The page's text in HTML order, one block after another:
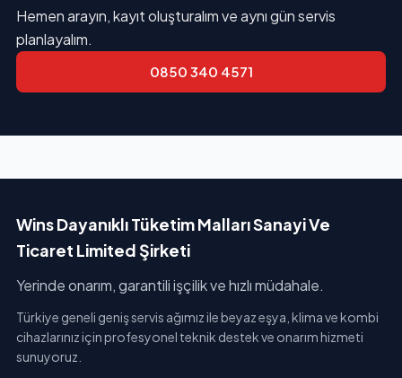
Hemen arayın, kayıt oluşturalım ve aynı gün servis
planlayalım.
0850 340 4571
Wins Dayanıklı Tüketim Malları Sanayi Ve
Ticaret Limited Şirketi
Yerinde onarım, garantili işçilik ve hızlı müdahale.
Türkiye geneli geniş servis ağımız ile beyaz eşya, klima ve kombi
cihazlarınız için profesyonel teknik destek ve onarım hizmeti
sunuyoruz.